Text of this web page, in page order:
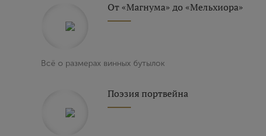
От «Магнума» до «Мельхиора»
Всё о размерах винных бутылок
Поэзия портвейна